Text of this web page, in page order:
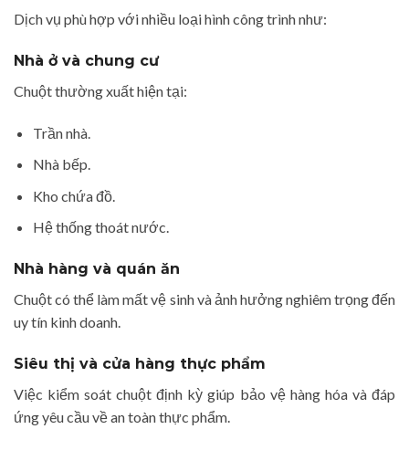
Dịch vụ phù hợp với nhiều loại hình công trình như:
Nhà ở và chung cư
Chuột thường xuất hiện tại:
Trần nhà.
Nhà bếp.
Kho chứa đồ.
Hệ thống thoát nước.
Nhà hàng và quán ăn
Chuột có thể làm mất vệ sinh và ảnh hưởng nghiêm trọng đến
uy tín kinh doanh.
Siêu thị và cửa hàng thực phẩm
Việc kiểm soát chuột định kỳ giúp bảo vệ hàng hóa và đáp
ứng yêu cầu về an toàn thực phẩm.